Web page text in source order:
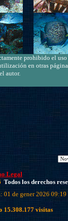
prohibido el
en otras
autor.
Legal
Todos los derechos
de gener 2026 09:19
15.308.177 visitas